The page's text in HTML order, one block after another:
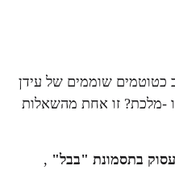
כטוטמים שוממים של עידן
-מלכת? זו אחת מהשאלות
בתסמונת "בבל" ,